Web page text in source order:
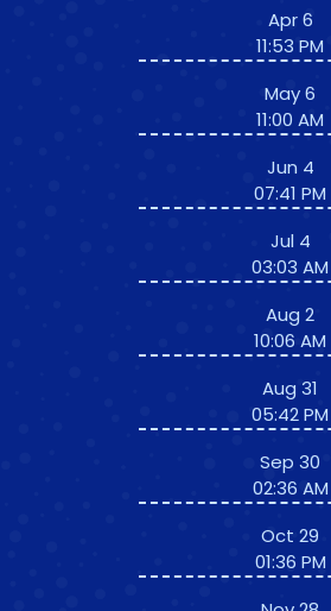
Apr 6
11:53 PM
May 6
11:00 AM
Jun 4
07:41 PM
Jul 4
03:03 AM
Aug 2
10:06 AM
Aug 31
05:42 PM
Sep 30
02:36 AM
Oct 29
01:36 PM